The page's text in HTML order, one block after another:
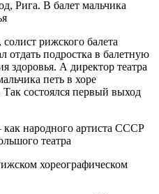
Рига. В балет мальчика
рижского балета
отдать подростка в балетную
здоровья. А директор театра
петь в хоре
состоялся первый выход
хореографическом